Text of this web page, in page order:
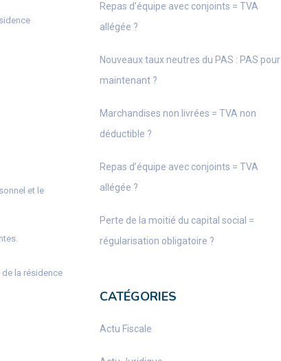
et le
la résidence
Repas d’équipe avec conjoints = TVA
allégée ?
Nouveaux taux neutres du PAS : PAS pour
maintenant ?
Marchandises non livrées = TVA non
déductible ?
Repas d’équipe avec conjoints = TVA
allégée ?
Perte de la moitié du capital social =
régularisation obligatoire ?
CATÉGORIES
Actu Fiscale